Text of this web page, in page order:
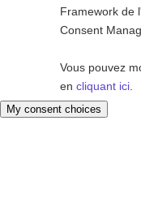
Framework de
Consent
Vous pouvez
en cliquant ici
My consent choices